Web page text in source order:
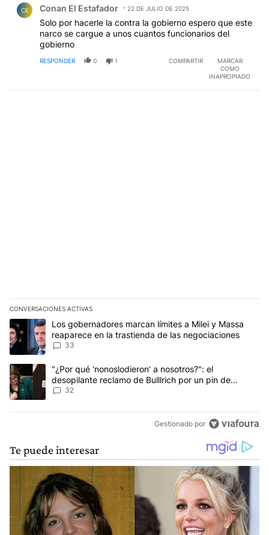
CE Conan El Estafador 22 DE JULIO DE 2025
Solo por hacerle la contra la gobierno espero que este
narco se cargue a unos cuantos funcionarios del
gobierno
RESPONDER 0 1 COMPARTIR
MARCAR
COMO
INAPROPIADO
CONVERSACIONES ACTIVAS
Este listado muestra los artículos con más comentarios en los
Un artículo de tendencia con el título "Los gobernadores
Los gobernadores marcan límites a Milei y Massa
reaparece en la trastienda de las negociaciones
33
Un artículo de tendencia con el título ""¿Por qué 'nonoslodieron'
"¿Por qué 'nonoslodieron' a nosotros?": el
desopilante reclamo de Bulllrich por un pin de
Malvinas
32
Gestionado por